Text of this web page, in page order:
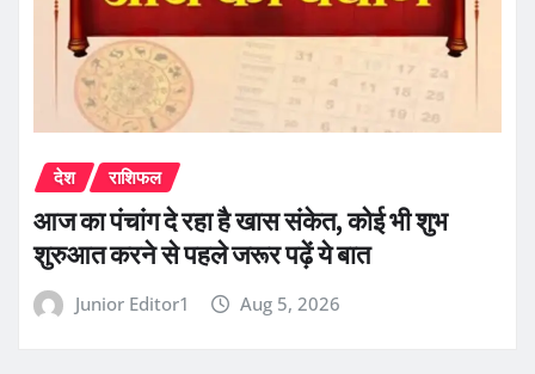
देश राशिफल
आज का पंचांग दे रहा है खास संकेत, कोई भी शुभ
शुरुआत करने से पहले जरूर पढ़ें ये बात
Junior Editor1 Aug 5, 2026